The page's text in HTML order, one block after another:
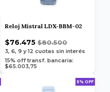
Reloj Mistral LDX-BBM-02
$76.475 $80.500
3, 6, 9 y 12 cuotas sin interés
15% off transf. bancaria:
$65.003,75
5% OFF